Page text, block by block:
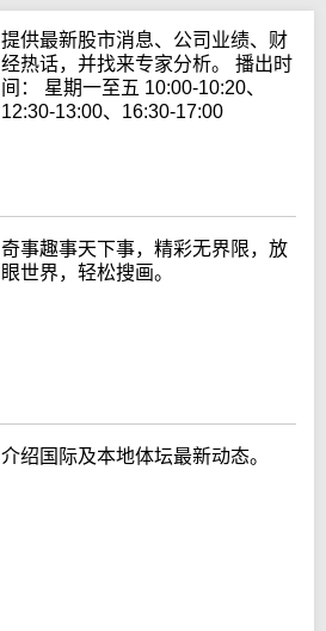
提供最新股市消息、公司业绩、财
经热话，并找来专家分析。 播出时
间： 星期一至五 10:00-10:20、
12:30-13:00、16:30-17:00
奇事趣事天下事，精彩无界限，放
眼世界，轻松搜画。
介绍国际及本地体坛最新动态。